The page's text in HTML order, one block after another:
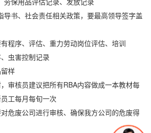
导书、社会责任相关政策，要最高领导签字盖
程序、评估、重力劳动岗位评估、培训
虫害控制记录
样
审核员建议把所有RBA内容做成一本教材每
工每月每旬一次
危废公司进行审核、确保我方公司的危废得